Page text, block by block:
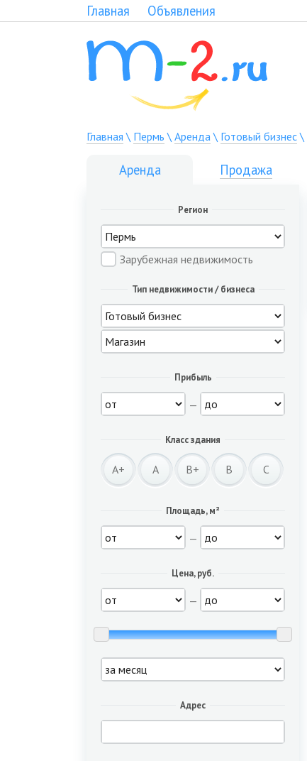
Главная Объявления
Главная \ Пермь \ Аренда\ Готовый бизнес\
Аренда Продажа
Регион
Зарубежная недвижимость
Тип недвижимости / бизнеса
Прибыль
—
Класс здания
A+ A B+ B C
Площадь, м²
—
Цена, руб.
—
Адрес